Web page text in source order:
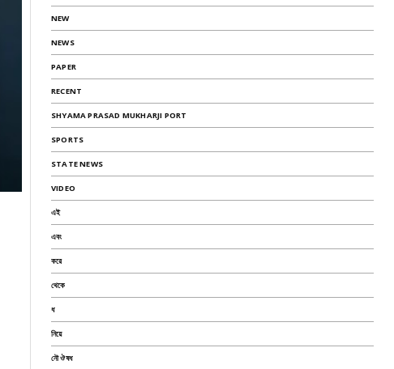
NEW
NEWS
PAPER
RECENT
SHYAMA PRASAD MUKHARJI PORT
SPORTS
STATE NEWS
VIDEO
এই
এবং
করে
থেকে
ধ
নিয়ে
নৌ ঔষধ